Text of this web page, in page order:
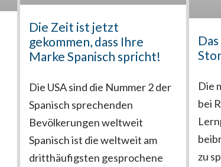
Die Zeit ist jetzt
gekommen, dass Ihre
Marke Spanisch spricht!
Die USA sind die Nummer 2 der
Spanisch sprechenden
Bevölkerungen weltweit
Spanisch ist die weltweit am
dritthäufigsten gesprochene
Die
bei
zu